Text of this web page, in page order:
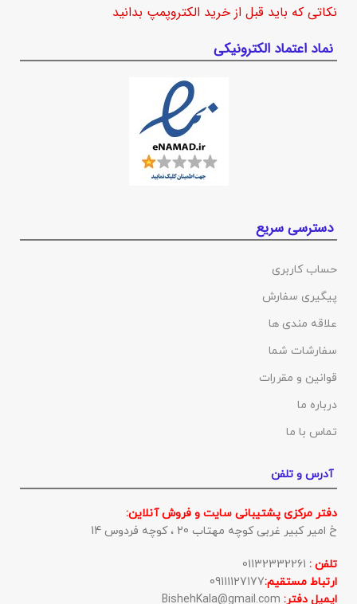
نکاتی که باید قبل از خرید الکتروپمپ بدانید
نماد اعتماد الکترونیکی
دسترسی سریع
حساب کاربری
پیگیری سفارش
علاقه مندی ها
سفارشات شما
قوانین و مقررات
درباره ما
تماس با ما
آدرس و تلفن
دفتر مرکزی پشتیبانی سایت و فروش آنلاین:
خ امیر کبیر غربی کوچه مهتاب 20 ، کوچه فردوس 14
تلفن :
ارتباط مستقیم:09111127177
ایمیل دفتر: